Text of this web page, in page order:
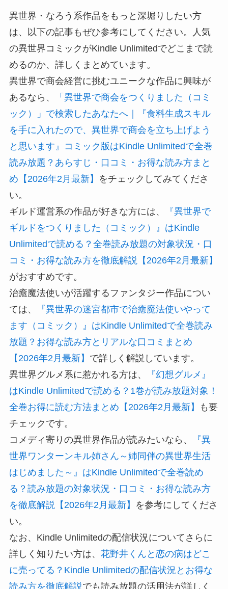
異世界・なろう系作品をもっと深堀りしたい方
は、以下の記事もぜひ参考にしてください。人気
の異世界コミックがKindle Unlimitedでどこまで読
めるのか、詳しくまとめています。
異世界で商会経営に挑むユニークな作品に興味が
あるなら、
「異世界で商会をつくりました（コミ
ック）」で検索したあなたへ｜『食料生成スキル
を手に入れたので、異世界で商会を立ち上げよう
と思います』コミック版はKindle Unlimitedで全巻
読み放題？あらすじ・口コミ・お得な読み方まと
め【2026年2月最新】
をチェックしてみてくださ
い。
ギルド運営系の作品が好きな方には、
『異世界で
ギルドをつくりました（コミック）』はKindle
Unlimitedで読める？全巻読み放題の対象状況・口
コミ・お得な読み方を徹底解説【2026年2月最新】
がおすすめです。
治癒魔法使いが活躍するファンタジー作品につい
ては、
『異世界の迷宮都市で治癒魔法使いやって
ます（コミック）』はKindle Unlimitedで全巻読み
放題？お得な読み方とリアルな口コミまとめ
【2026年2月最新】 で詳しく解説しています。
異世界グルメ系に惹かれる方は、
『幻想グルメ』
はKindle Unlimitedで読める？1巻が読み放題対象！
全巻お得に読む方法まとめ【2026年2月最新】
も要
チェックです。
コメディ寄りの異世界作品が読みたいなら、
『異
世界ワンターンキル姉さん～姉同伴の異世界生活
はじめました～』はKindle Unlimitedで全巻読め
る？読み放題の対象状況・口コミ・お得な読み方
を徹底解説【2026年2月最新】
を参考にしてくださ
い。
なお、Kindle Unlimitedの配信状況についてさらに
詳しく知りたい方は、 花野井くんと恋の病はどこ
に売ってる？Kindle Unlimitedの配信状況とお得な
読み方を徹底解説でも読み放題の活用法が詳しく